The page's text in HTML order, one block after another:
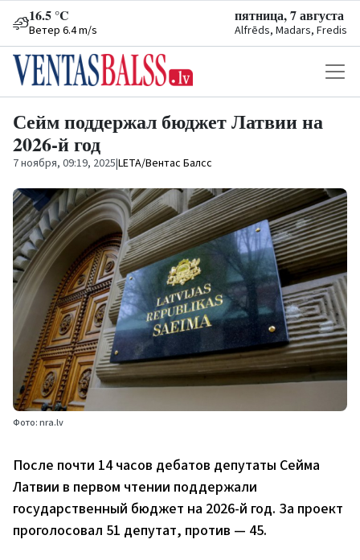
16.5 °C
Ветер 6.4 m/s
пятница, 7 августа
Alfrēds, Madars, Fredis
Сейм поддержал бюджет Латвии на
2026-й год
7 ноября, 09:19, 2025|LETA/Вентас Балсс
Фото: nra.lv
После почти 14 часов дебатов депутаты Сейма
Латвии в первом чтении поддержали
государственный бюджет на 2026-й год. За проект
проголосовал 51 депутат, против — 45.